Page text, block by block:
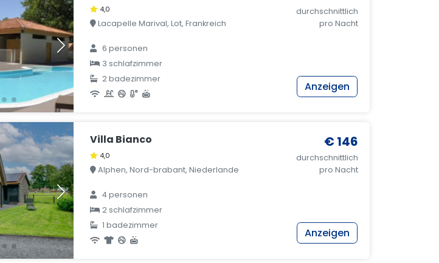
4,0
Lacapelle Marival, Lot, Frankreich
6 personen
3 schlafzimmer
2 badezimmer
durchschnittlich
pro Nacht
Anzeigen
Villa Bianco
4,0
Alphen, Nord-brabant, Niederlande
4 personen
2 schlafzimmer
1 badezimmer
€ 146
durchschnittlich
pro Nacht
Anzeigen